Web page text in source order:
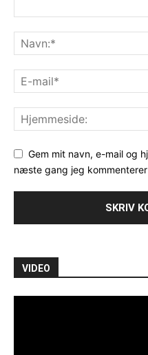
Gem mit navn, e-mail og
næste gang jeg kommenterer
VIDEO